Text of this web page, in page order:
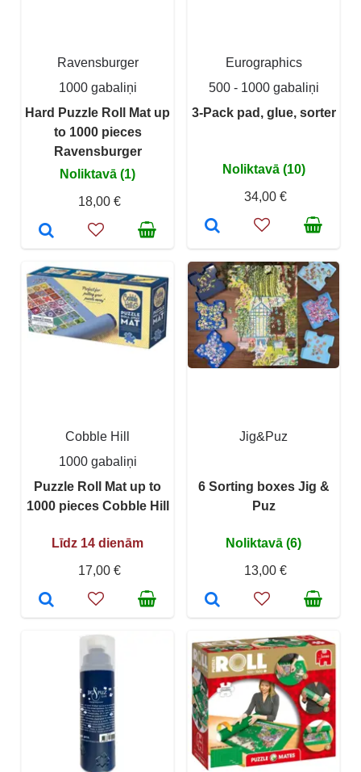
Ravensburger
1000 gabaliņi
Hard Puzzle Roll Mat up
to 1000 pieces
Ravensburger
Noliktavā (1)
18,00 €
Eurographics
500 - 1000 gabaliņi
3-Pack pad, glue, sorter
Noliktavā (10)
34,00 €
Cobble Hill
1000 gabaliņi
Puzzle Roll Mat up to
1000 pieces Cobble Hill
Līdz 14 dienām
17,00 €
Jig&Puz
6 Sorting boxes Jig &
Puz
Noliktavā (6)
13,00 €